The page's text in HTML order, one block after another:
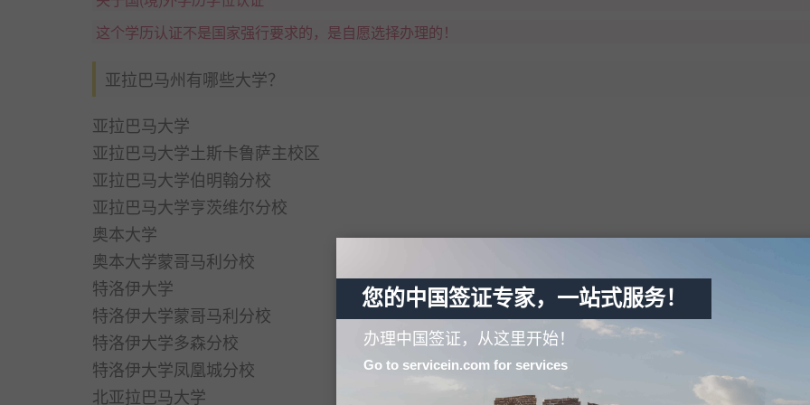
这个学历认证不是国家强行要求的，是自愿选择办理的！
亚拉巴马州有哪些大学？
亚拉巴马大学
亚拉巴马大学土斯卡鲁萨主校区
亚拉巴马大学伯明翰分校
亚拉巴马大学亨茨维尔分校
奥本大学
奥本大学蒙哥马利分校
特洛伊大学
特洛伊大学蒙哥马利分校
特洛伊大学多森分校
特洛伊大学凤凰城分校
北亚拉巴马大学
您的中国签证专家，一站式服务！
办理中国签证，从这里开始！
Go to servicein.com for services